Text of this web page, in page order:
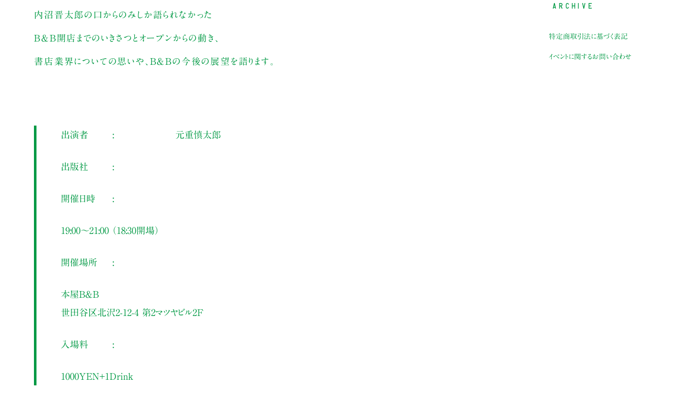
内沼晋太郎の口からのみしか語られなかった
B&B開店までのいきさつとオープンからの動き、
書店業界についての思いや、B&Bの今後の展望を語ります。
出演者 元重慎太郎
出版社
開催日時
19:00～21:00 （18:30開場）
開催場所
本屋B&B
世田谷区北沢2-12-4 第2マツヤビル2F
入場料
1000YEN+1Drink
ARCHIVE
特定商取引法に基づく表記
イベントに関するお問い合わせ